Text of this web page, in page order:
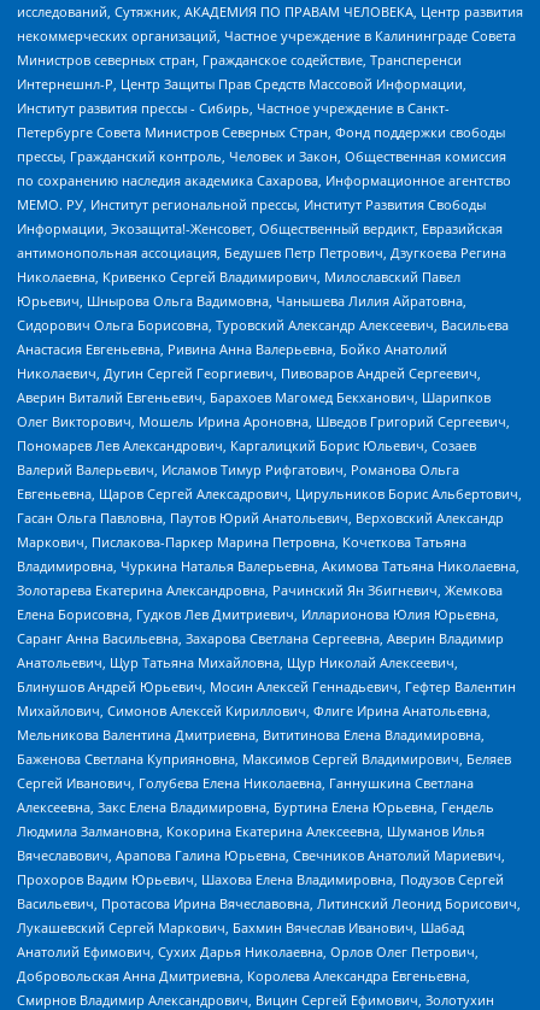
исследований, Сутяжник, АКАДЕМИЯ ПО ПРАВАМ ЧЕЛОВЕКА, Центр развития
некоммерческих организаций, Частное учреждение в Калининграде Совета
Министров северных стран, Гражданское содействие, Трансперенси
Интернешнл-Р, Центр Защиты Прав Средств Массовой Информации,
Институт развития прессы - Сибирь, Частное учреждение в Санкт-
Петербурге Совета Министров Северных Стран, Фонд поддержки свободы
прессы, Гражданский контроль, Человек и Закон, Общественная комиссия
по сохранению наследия академика Сахарова, Информационное агентство
МЕМО. РУ, Институт региональной прессы, Институт Развития Свободы
Информации, Экозащита!-Женсовет, Общественный вердикт, Евразийская
антимонопольная ассоциация, Бедушев Петр Петрович, Дзугкоева Регина
Николаевна, Кривенко Сергей Владимирович, Милославский Павел
Юрьевич, Шнырова Ольга Вадимовна, Чанышева Лилия Айратовна,
Сидорович Ольга Борисовна, Туровский Александр Алексеевич, Васильева
Анастасия Евгеньевна, Ривина Анна Валерьевна, Бойко Анатолий
Николаевич, Дугин Сергей Георгиевич, Пивоваров Андрей Сергеевич,
Аверин Виталий Евгеньевич, Барахоев Магомед Бекханович, Шарипков
Олег Викторович, Мошель Ирина Ароновна, Шведов Григорий Сергеевич,
Пономарев Лев Александрович, Каргалицкий Борис Юльевич, Созаев
Валерий Валерьевич, Исламов Тимур Рифгатович, Романова Ольга
Евгеньевна, Щаров Сергей Алексадрович, Цирульников Борис Альбертович,
Гасан Ольга Павловна, Паутов Юрий Анатольевич, Верховский Александр
Маркович, Пислакова-Паркер Марина Петровна, Кочеткова Татьяна
Владимировна, Чуркина Наталья Валерьевна, Акимова Татьяна Николаевна,
Золотарева Екатерина Александровна, Рачинский Ян Збигневич, Жемкова
Елена Борисовна, Гудков Лев Дмитриевич, Илларионова Юлия Юрьевна,
Саранг Анна Васильевна, Захарова Светлана Сергеевна, Аверин Владимир
Анатольевич, Щур Татьяна Михайловна, Щур Николай Алексеевич,
Блинушов Андрей Юрьевич, Мосин Алексей Геннадьевич, Гефтер Валентин
Михайлович, Симонов Алексей Кириллович, Флиге Ирина Анатольевна,
Мельникова Валентина Дмитриевна, Вититинова Елена Владимировна,
Баженова Светлана Куприяновна, Максимов Сергей Владимирович, Беляев
Сергей Иванович, Голубева Елена Николаевна, Ганнушкина Светлана
Алексеевна, Закс Елена Владимировна, Буртина Елена Юрьевна, Гендель
Людмила Залмановна, Кокорина Екатерина Алексеевна, Шуманов Илья
Вячеславович, Арапова Галина Юрьевна, Свечников Анатолий Мариевич,
Прохоров Вадим Юрьевич, Шахова Елена Владимировна, Подузов Сергей
Васильевич, Протасова Ирина Вячеславовна, Литинский Леонид Борисович,
Лукашевский Сергей Маркович, Бахмин Вячеслав Иванович, Шабад
Анатолий Ефимович, Сухих Дарья Николаевна, Орлов Олег Петрович,
Добровольская Анна Дмитриевна, Королева Александра Евгеньевна,
Смирнов Владимир Александрович, Вицин Сергей Ефимович, Золотухин